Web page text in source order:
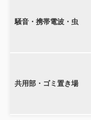
騒音・携帯電波・虫
共用部・ゴミ置き場